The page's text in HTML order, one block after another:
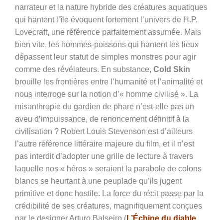
narrateur et la nature hybride des créatures aquatiques
qui hantent l’île évoquent fortement l’univers de H.P.
Lovecraft, une référence parfaitement assumée. Mais
bien vite, les hommes-poissons qui hantent les lieux
dépassent leur statut de simples monstres pour agir
comme des révélateurs. En substance, Cold Skin
brouille les frontières entre l’humanité et l’animalité et
nous interroge sur la notion d’« homme civilisé ». La
misanthropie du gardien de phare n’est-elle pas un
aveu d’impuissance, de renoncement définitif à la
civilisation ? Robert Louis Stevenson est d’ailleurs
l’autre référence littéraire majeure du film, et il n’est
pas interdit d’adopter une grille de lecture à travers
laquelle nos « héros » seraient la parabole de colons
blancs se heurtant à une peuplade qu’ils jugent
primitive et donc hostile. La force du récit passe par la
crédibilité de ses créatures, magnifiquement conçues
par le designer Arturo Balseiro (L’Échine du diable,